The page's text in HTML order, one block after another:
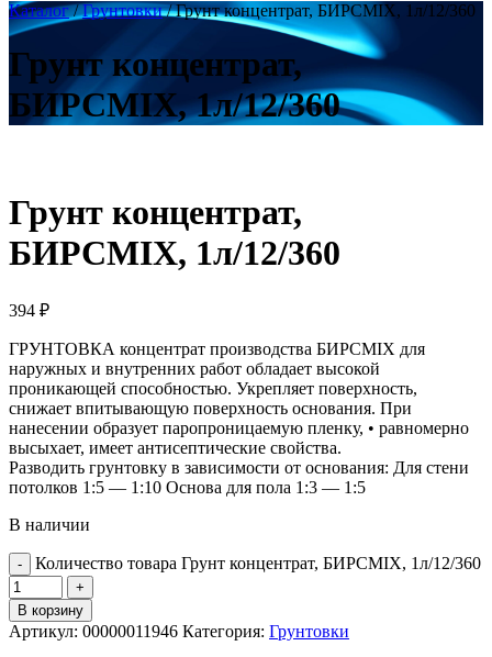
Каталог/Грунтовки/ Грунт концентрат, БИРСMIX, 1л/12/360
Грунт концентрат,
БИРСMIX, 1л/12/360
Грунт концентрат,
БИРСMIX, 1л/12/360
394 ₽
ГРУНТОВКА концентрат производства БИРСMIX для
наружных и внутренних работ обладает высокой
проникающей способностью. Укрепляет поверхность,
снижает впитывающую поверхность основания. При
нанесении образует паропроницаемую пленку, • равномерно
высыхает, имеет антисептические свойства.
Разводить грунтовку в зависимости от основания: Для стени
потолков 1:5 — 1:10 Основа для пола 1:3 — 1:5
В наличии
Количество товара Грунт концентрат, БИРСMIX, 1л/12/360
В корзину
Артикул: 00000011946 Категория: Грунтовки